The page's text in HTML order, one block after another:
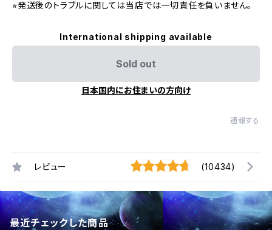
⭐︎発送後のトラブルに関しては当店では一切責任を負いません。
International shipping available
Sold out
日本国内にお住まいの方向け
通報する
レビュー (10434)
最近チェックした商品